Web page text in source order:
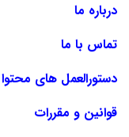
درباره ما
تماس با ما
دستورالعمل های محتوا
قوانین و مقررات